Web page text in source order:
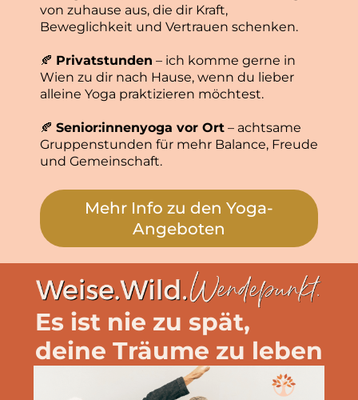
von zuhause aus, die dir Kraft,
Beweglichkeit und Vertrauen schenken.
🍂 Privatstunden – ich komme gerne in
Wien zu dir nach Hause, wenn du lieber
alleine Yoga praktizieren möchtest.
🍂 Senior:innenyoga vor Ort – achtsame
Gruppenstunden für mehr Balance, Freude
und Gemeinschaft.
Mehr Info zu den Yoga-
Angeboten
Es ist nie zu spät,
deine Träume zu leben